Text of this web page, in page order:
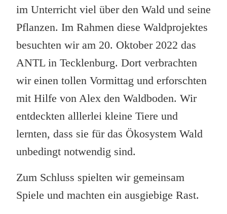
im Unterricht viel über den Wald und seine
Pflanzen. Im Rahmen diese Waldprojektes
besuchten wir am 20. Oktober 2022 das
ANTL in Tecklenburg. Dort verbrachten
wir einen tollen Vormittag und erforschten
mit Hilfe von Alex den Waldboden. Wir
entdeckten alllerlei kleine Tiere und
lernten, dass sie für das Ökosystem Wald
unbedingt notwendig sind.
Zum Schluss spielten wir gemeinsam
Spiele und machten ein ausgiebige Rast.